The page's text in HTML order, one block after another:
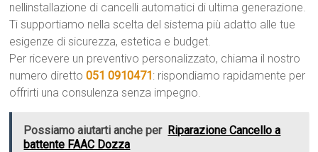
nellinstallazione di cancelli automatici di ultima generazione.
Ti supportiamo nella scelta del sistema più adatto alle tue
esigenze di sicurezza, estetica e budget.
Per ricevere un preventivo personalizzato, chiama il nostro
numero diretto051 0910471: rispondiamo rapidamente per
offrirti una consulenza senza impegno.
Possiamo aiutarti anche per Riparazione Cancello a
battente FAAC Dozza